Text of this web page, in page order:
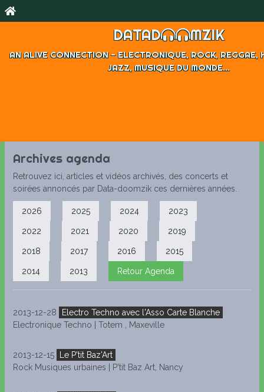
DATAD MZIK
AN ALIVE CONNECTION - ELECTRONIQUE, ROCK, REGGAE,
JAZZ, MUSIQUE DU MONDE...
Archives agenda
Retrouvez ici, articles et vidéos archivés, des concerts et
soirées annoncés par Data-doomzik ces dernières années.
2026 2025 2024 2023
2022 2021 2020 2019
2018 2017 2016 2015
2014 2013 Retour Agenda
2013-12-28
Electro Techno avec l'Asso Carte Blanche
Electronique Techno | Totem , Maxeville
2013-12-15
Le P'tit Baz'Art
Rock Musiques urbaines | P'tit Baz Art, Nancy
Samedi 14 Décembre 2013 | P'tit Baz Art - Nancy